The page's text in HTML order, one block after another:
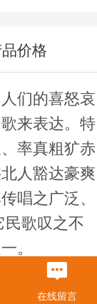
价格
们的喜怒哀
来表达。特
率真粗犷赤
人豁达豪爽
唱之广泛、
民歌叹之不
。
在线留言